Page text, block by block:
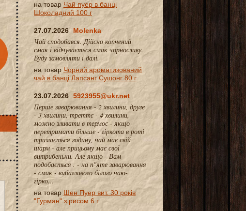
на товар Чай пуер в банці
Шоколадний 100 г
27.07.2026 Molenka
Чай сподобався. Дійсно копчений
смак і відчувається смак чорносливу.
Буду замовляти і далі.
на товар Чорний ароматизований
чай в банці Лапсанг Сушонг 80 г
23.07.2026 5923955@ukr.net
Перше заварювання - 2 хвилини, друге
- 3 хвилини, треттє - 4 хвилини,
можно зливати в термос - якщо
перетримати більше - гіркота в роті
тримається годину, чай має свій
шарм - але прицьому має свої
витрибеньки. Але якщо - Вам
подобається . - на п"яте заварювання
- смак - вибагливого білого чаю-
гірко...
на товар Шен Пуер вит. 30 років
"Гурман" з рисом 6 г